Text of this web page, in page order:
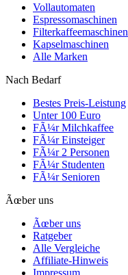
Vollautomaten
Espressomaschinen
Filterkaffeemaschinen
Kapselmaschinen
Alle Marken
Nach Bedarf
Bestes Preis-Leistung
Unter 100 Euro
FÃ¼r Milchkaffee
FÃ¼r Einsteiger
FÃ¼r 2 Personen
FÃ¼r Studenten
FÃ¼r Senioren
Ãœber uns
Ãœber uns
Ratgeber
Alle Vergleiche
Affiliate-Hinweis
Impressum